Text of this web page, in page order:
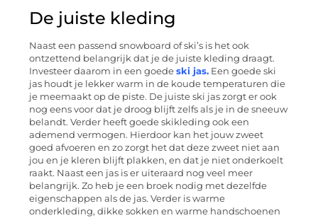
De juiste kleding
Naast een passend snowboard of ski’s is het ook
ontzettend belangrijk dat je de juiste kleding draagt.
Investeer daarom in een goede ski jas. Een goede ski
jas houdt je lekker warm in de koude temperaturen die
je meemaakt op de piste. De juiste ski jas zorgt er ook
nog eens voor dat je droog blijft zelfs als je in de sneeuw
belandt. Verder heeft goede skikleding ook een
ademend vermogen. Hierdoor kan het jouw zweet
goed afvoeren en zo zorgt het dat deze zweet niet aan
jou en je kleren blijft plakken, en dat je niet onderkoelt
raakt. Naast een jas is er uiteraard nog veel meer
belangrijk. Zo heb je een broek nodig met dezelfde
eigenschappen als de jas. Verder is warme
onderkleding, dikke sokken en warme handschoenen